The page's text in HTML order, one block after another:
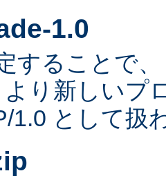
1.0
することで
より新しいプ
1.0 として扱